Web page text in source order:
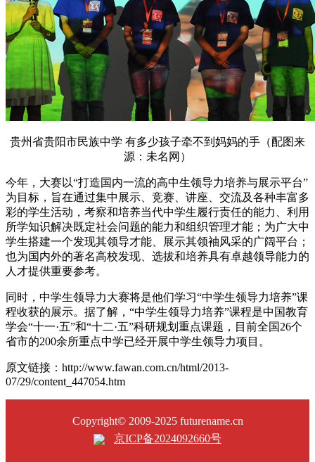
贵州省贵阳市民族中学 有多少孩子牵不到妈妈的手（配图来
源：未名网）
今年，大赛以“打造国内一流的高中生领导力培养与展示平台”
为目标，旨在通过集中展示、竞赛、讲座、交流及各种丰富多
彩的学生活动，考察和培养当代中学生履行责任的能力、利用
所学知识解决既定社会问题的能力和组织管理才能；为广大中
学生搭建一个发现其领导才能、展示其领袖风采的广阔平台；
也为国内外的著名高校发现、选拔和培养具有卓越领导能力的
人才提供重要参考。
同时，中学生领导力大赛将是他们学习“中学生领导力培养”课
程收获的展示。据了解，“中学生领导力培养”课程是中国教育
学会“十一·五”和“十二·五”科研规划重点课题，目前全国26个
省市的200余所重点中学已经开展中学生领导力项目。
原文链接：http://www.fawan.com.cn/html/2013-
07/29/content_447054.htm
Copyright© 2009-2025 futurename.cn
京ICP备2024092660号